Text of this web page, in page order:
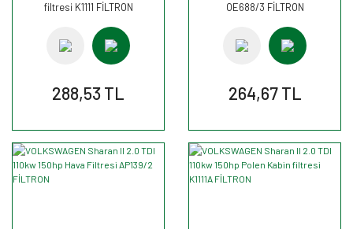
filtresi K1111 FİLTRON
288,53 TL
OE688/3 FİLTRON
264,67 TL